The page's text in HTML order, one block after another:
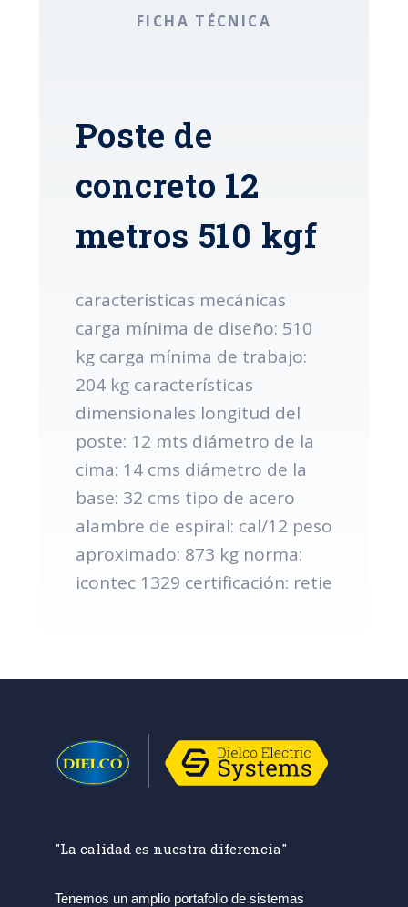
FICHA TÉCNICA
Poste de
concreto 12
metros 510 kgf
características mecánicas
carga mínima de diseño: 510
kg carga mínima de trabajo:
204 kg características
dimensionales longitud del
poste: 12 mts diámetro de la
cima: 14 cms diámetro de la
base: 32 cms tipo de acero
alambre de espiral: cal/12 peso
aproximado: 873 kg norma:
icontec 1329 certificación: retie
"La calidad es nuestra diferencia"
Tenemos un amplio portafolio de sistemas